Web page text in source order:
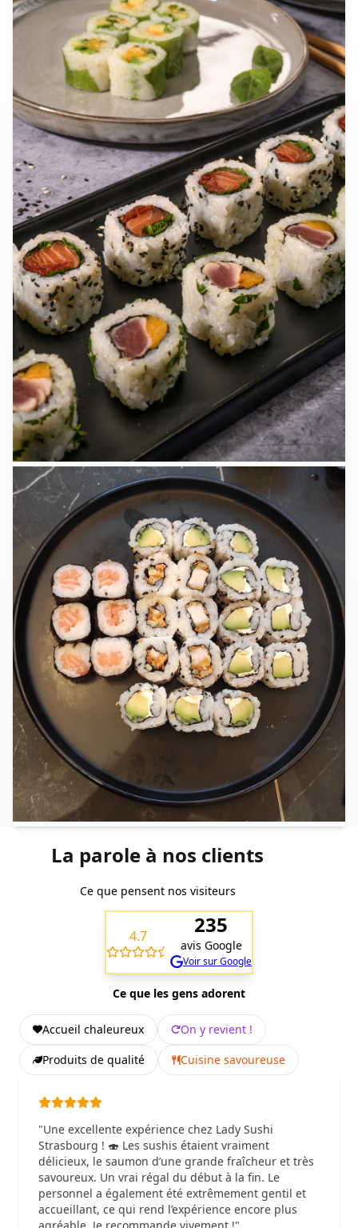
La parole à nos clients
Ce que pensent nos visiteurs
4.7 235
avis Google
Voir sur Google
Ce que les gens adorent
Accueil chaleureux
On y revient !
Produits de qualité
Cuisine savoureuse
"Une excellente expérience chez Lady Sushi
Strasbourg ! 🍣 Les sushis étaient vraiment
délicieux, le saumon d’une grande fraîcheur et très
savoureux. Un vrai régal du début à la fin. Le
personnel a également été extrêmement gentil et
accueillant, ce qui rend l’expérience encore plus